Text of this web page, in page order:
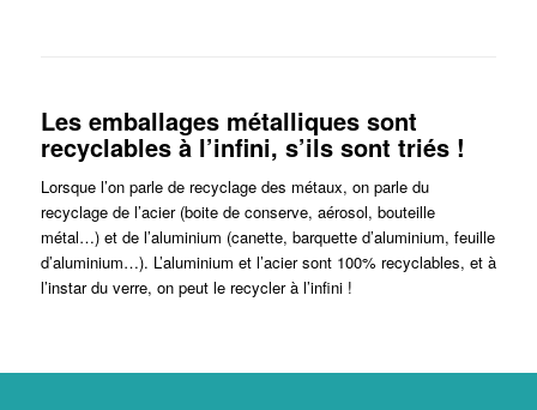
Les emballages métalliques sont
recyclables à l’infini, s’ils sont triés !
Lorsque l’on parle de recyclage des métaux, on parle du
recyclage de l’acier (boite de conserve, aérosol, bouteille
métal…) et de l’aluminium (canette, barquette d’aluminium, feuille
d’aluminium…). L’aluminium et l’acier sont 100% recyclables, et à
l’instar du verre, on peut le recycler à l’infini !